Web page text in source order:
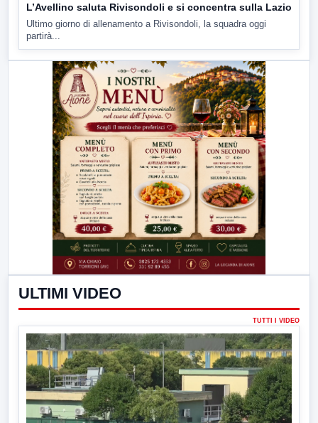
L’Avellino saluta Rivisondoli e si concentra sulla Lazio
Ultimo giorno di allenamento a Rivisondoli, la squadra oggi
partirà...
ULTIMI VIDEO
TUTTI I VIDEO